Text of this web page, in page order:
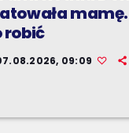
robić
09:09